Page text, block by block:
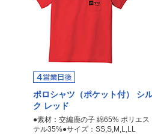
ポロシャツ（ポケット付） シ
ク レッド
●素材：交編鹿の子 綿65% ポリエス
テル35%●サイズ：SS,S,M,L,LL